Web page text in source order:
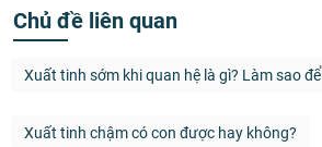
Chủ đề liên quan
Xuất tinh sớm khi quan hệ là gì? Làm sao
Xuất tinh chậm có con được hay không?